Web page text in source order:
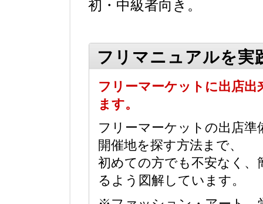
初・中級者向き。
フリマニュアルを
フリーマーケットに出店出
ます。
フリーマーケットの出店準
開催地を探す方法まで、
初めての方でも不安なく、
るよう図解しています。